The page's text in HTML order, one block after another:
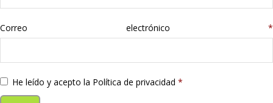
libros
Correo electrónico *
He leído y acepto la Política de privacidad *